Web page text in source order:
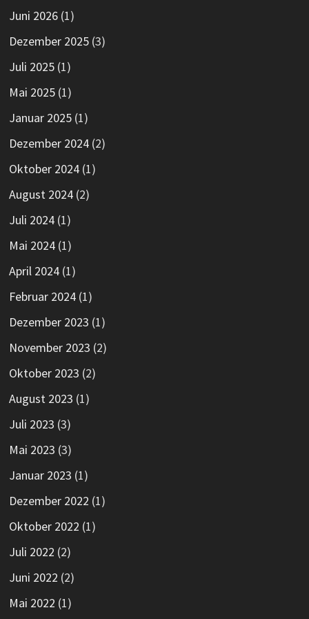
Juni 2026(1)
Dezember 2025(3)
Juli 2025(1)
Mai 2025(1)
Januar 2025(1)
Dezember 2024(2)
Oktober 2024(1)
August 2024(2)
Juli 2024(1)
Mai 2024(1)
April 2024(1)
Februar 2024(1)
Dezember 2023 (1)
November 2023 (2)
Oktober 2023 (2)
August 2023 (1)
Juli 2023 (3)
Mai 2023 (3)
Januar 2023 (1)
Dezember 2022 (1)
Oktober 2022 (1)
Juli 2022 (2)
Juni 2022 (2)
Mai 2022 (1)